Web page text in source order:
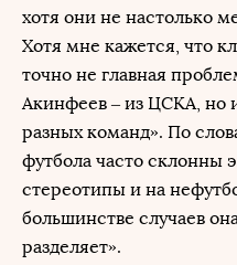
хотя они не настолько
Хотя мне кажется, что
точно не главная
Акинфеев – из ЦСКА, но
разных команд». По
футбола часто склонны
стереотипы и на
большинстве случаев
разделяет».